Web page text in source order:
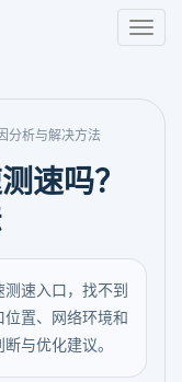
分析与解决方法
速吗？
速入口，找不到
置、网络环境和
与优化建议。